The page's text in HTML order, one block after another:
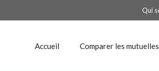
Qui
Accueil Comparer les mutuelles